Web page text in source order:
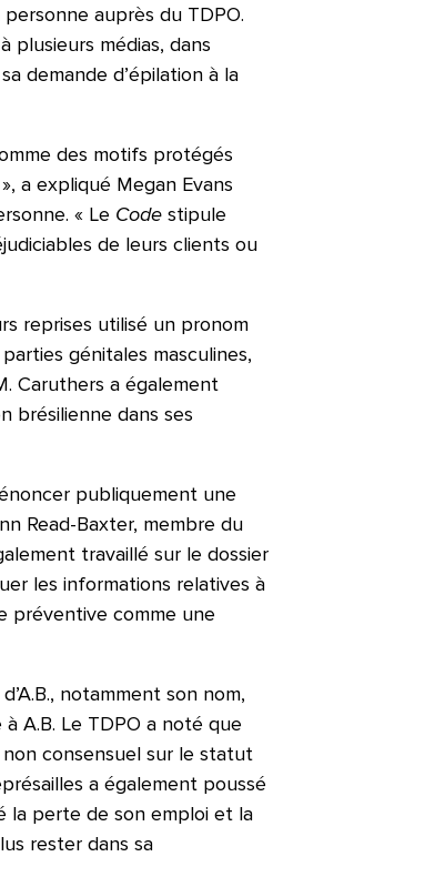
auprès du TDPO.
plusieurs médias, dans
demande d’épilation à la
des motifs protégés
a expliqué Megan Evans
« Le Code stipule
de leurs clients ou
reprises utilisé un pronom
génitales masculines,
Caruthers a également
brésilienne dans ses
publiquement une
Read-Baxter, membre du
travaillé sur le dossier
les informations relatives à
préventive comme une
notamment son nom,
A.B. Le TDPO a noté que
consensuel sur le statut
a également poussé
la perte de son emploi et la
rester dans sa